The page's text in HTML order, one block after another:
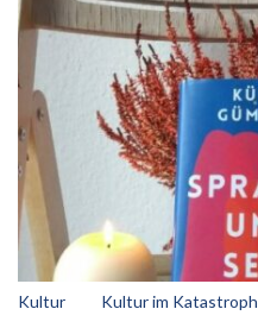
Kultur Kultur im